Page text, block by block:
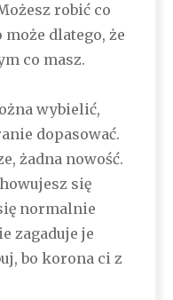
robić co
dlatego, że
co masz.
wybielić,
dopasować.
żadna nowość.
się
normalnie
zagaduje je
bo korona ci z